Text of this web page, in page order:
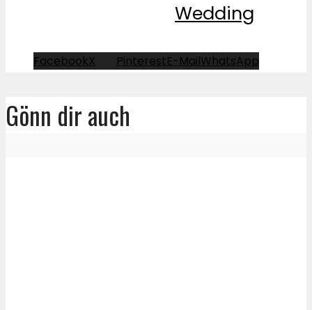
Wedding
FacebookX PinterestE-MailWhatsApp
Gönn dir auch